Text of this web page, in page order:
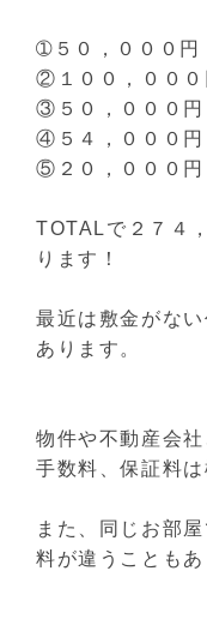
➀５０，００
②１００，００
③５０，０００
④５４，０００
⑤２０，０００
TOTALで２７４
ります！
最近は敷金がな
あります。
物件や不動産会
手数料、保証料は
また、同じお部
料が違うことも